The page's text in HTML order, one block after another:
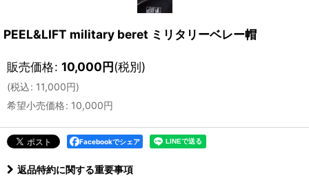
PEEL&LIFT military beret ミリタリーベレー帽
販売価格: 10,000円(税別)
(税込: 11,000円)
希望小売価格: 10,000円
Facebookでシェア
返品特約に関する重要事項